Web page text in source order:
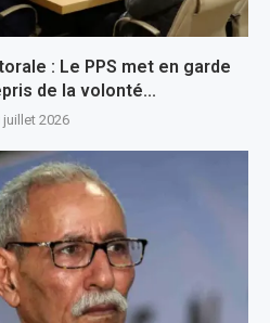
: Le PPS met en garde
de la volonté...
juillet 2026